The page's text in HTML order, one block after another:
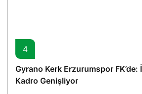
4
Gyrano Kerk Erzurumspor FK’de:
Kadro Genişliyor